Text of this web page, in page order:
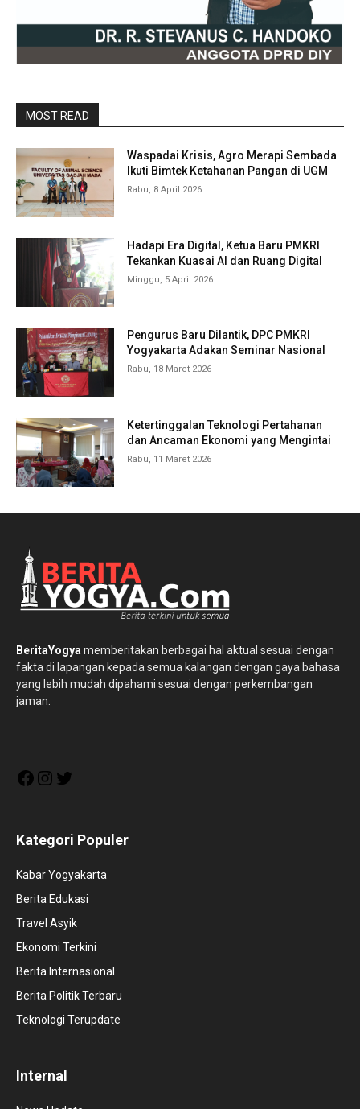
MOST READ
Waspadai Krisis, Agro Merapi Sembada
Ikuti Bimtek Ketahanan Pangan di UGM
Rabu, 8 April 2026
Hadapi Era Digital, Ketua Baru PMKRI
Tekankan Kuasai AI dan Ruang Digital
Minggu, 5 April 2026
Pengurus Baru Dilantik, DPC PMKRI
Yogyakarta Adakan Seminar Nasional
Rabu, 18 Maret 2026
Ketertinggalan Teknologi Pertahanan
dan Ancaman Ekonomi yang Mengintai
Rabu, 11 Maret 2026
BeritaYogya memberitakan berbagai hal aktual sesuai dengan
fakta di lapangan kepada semua kalangan dengan gaya bahasa
yang lebih mudah dipahami sesuai dengan perkembangan
jaman.
FacebookInstagram
Kategori Populer
Kabar Yogyakarta
Berita Edukasi
Travel Asyik
Ekonomi Terkini
Berita Internasional
Berita Politik Terbaru
Teknologi Terupdate
Internal